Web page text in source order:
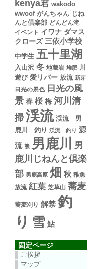
kenya君 wakodo
wwoof がんちゃん じね
んと倶楽部 どんどん滝
イベント イワナ ダマス
クローズ 三依小学校
中学生 五十里湖
入山沢 冬 地蔵岩 堆肥 川
遊び 愛リバー 放流 新芽
日光の景色
日光の風
景 春 桜 梅 河川清
掃渓流 渓流 男
鹿川 釣り 渓流 釣り 源
流 熊 男鹿川
男
鹿川じねんと倶楽
部 男鹿高原 畑 秋 稚魚
放流 紅葉 芝草山 蕎麦
蕎麦刈り 解禁 釣
り 雪 鮎
固定ページ
ご挨拶
マップ